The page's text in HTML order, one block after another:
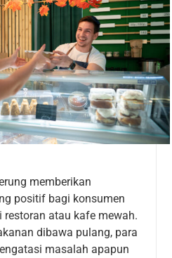
memberikan
positif bagi konsumen
atau kafe mewah.
dibawa pulang, para
masalah apapun